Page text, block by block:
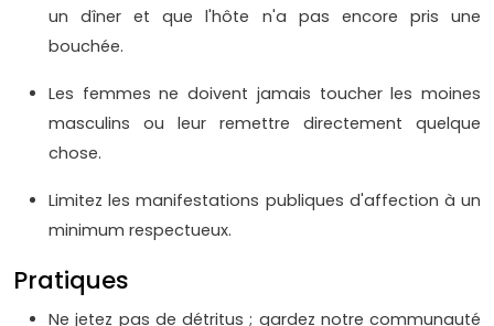
un dîner et que l'hôte n'a pas encore pris une
bouchée.
Les femmes ne doivent jamais toucher les moines
masculins ou leur remettre directement quelque
chose.
Limitez les manifestations publiques d'affection à un
minimum respectueux.
Pratiques
Ne jetez pas de détritus ; gardez notre communauté